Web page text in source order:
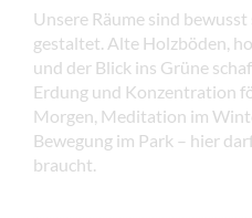
Unsere Räume sind
gestaltet. Alte Holzböden,
und der Blick ins Grüne
Erdung und Konzentration
Morgen, Meditation im
Bewegung im Park – hier
braucht.